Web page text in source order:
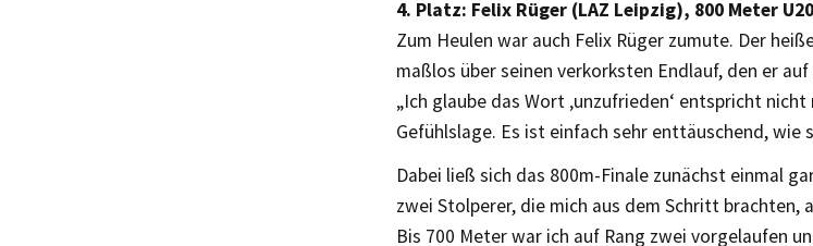
4. Platz: Felix Rüger (LAZ Leipzig), 800 Meter
Zum Heulen war auch Felix Rüger zumute. Der
maßlos über seinen verkorksten Endlauf, den er
„Ich glaube das Wort ‚unzufrieden‘ entspricht
Gefühlslage. Es ist einfach sehr enttäuschend, wie
Dabei ließ sich das 800m-Finale zunächst einmal
zwei Stolperer, die mich aus dem Schritt brachten,
Bis 700 Meter war ich auf Rang zwei vorgelaufen